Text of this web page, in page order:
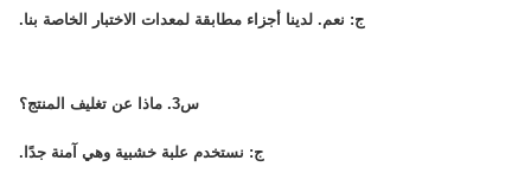
ج: نعم. لدينا أجزاء مطابقة لمعدات الاختبار الخاصة بنا.
س3. ماذا عن تغليف المنتج؟
ج: نستخدم علبة خشبية وهي آمنة جدًا.